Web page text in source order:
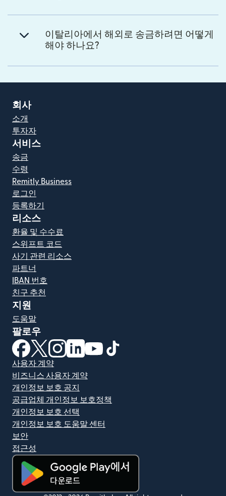
이탈리아에서 해외로 송금하려면 어떻게
해야 하나요?
회사
소개
투자자
서비스
송금
수령
Remitly Business
로그인
등록하기
리소스
환율 및 수수료
스위프트 코드
사기 관련 리소스
파트너
IBAN 번호
친구 추천
지원
도움말
팔로우
(새 창에서 열림)
(새 창에서 열림)
(새 창에서 열림)
(새 창에서 열림)
(새 창에서 열림)
사용자 계약
비즈니스 사용자 계약
개인정보 보호 공지
공급업체 개인정보 보호정책
개인정보 보호 선택
개인정보 보호 도움말 센터
보안
접근성